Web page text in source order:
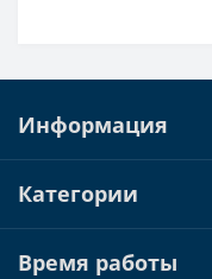
Информация
Категории
Время работы